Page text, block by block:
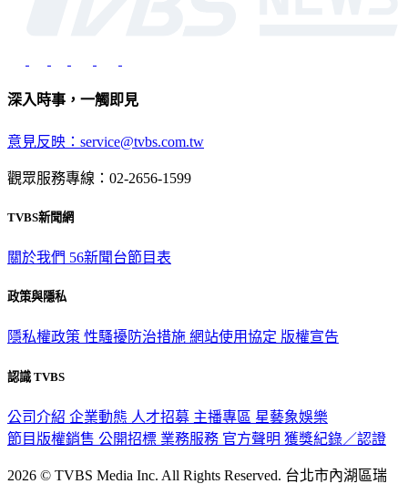
深入時事，一觸即見
意見反映：service@tvbs.com.tw
觀眾服務專線：02-2656-1599
TVBS新聞網
關於我們 56新聞台節目表
政策與隱私
隱私權政策 性騷擾防治措施 網站使用協定 版權宣告
認識 TVBS
公司介紹 企業動態 人才招募 主播專區 星藝象娛樂
節目版權銷售 公開招標 業務服務 官方聲明 獲獎紀錄／認證
2026 © TVBS Media Inc. All Rights Reserved. 台北市內湖區瑞